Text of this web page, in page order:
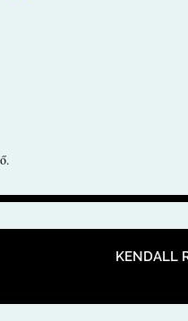
.
KENDALL